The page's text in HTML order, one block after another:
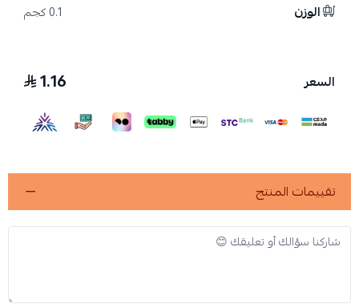
الوزن 0.1 كجم
السعر 1.16
تقييمات المنتج